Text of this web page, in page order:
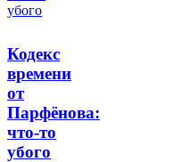
Кодекс
времени
от
Парфёнова:
что-то
убого